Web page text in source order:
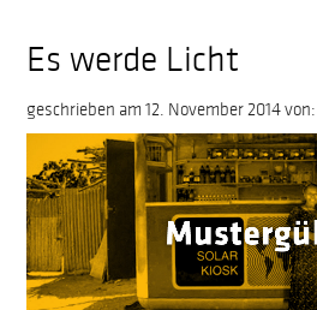
Es werde Licht
geschrieben am 12. November 2014 von: